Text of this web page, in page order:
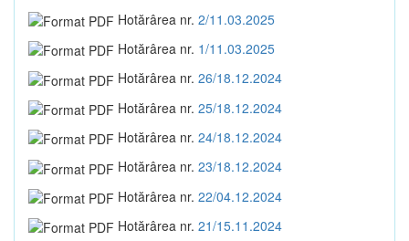
Hotărârea nr. 2/11.03.2025
Hotărârea nr. 1/11.03.2025
Hotărârea nr. 26/18.12.2024
Hotărârea nr. 25/18.12.2024
Hotărârea nr. 24/18.12.2024
Hotărârea nr. 23/18.12.2024
Hotărârea nr. 22/04.12.2024
Hotărârea nr. 21/15.11.2024